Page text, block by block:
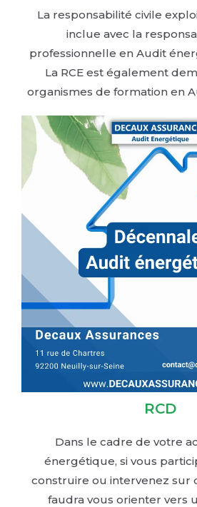
La responsabilité civile
inclue avec la
professionnelle en Audit
La RCE est également
organismes de formation en
RCD
Dans le cadre de votre
énergétique, si vous
construire ou intervenez sur
faudra vous orienter vers